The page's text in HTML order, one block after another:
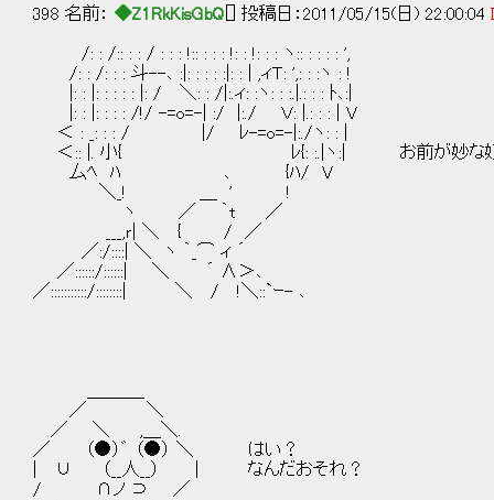
398 名前： ◆Z1RkKisGbQ [] 投稿日：2011/05/15(日) 22:00:04
/: : /:: : : / : : : !:: : : : !: : !: : : ヽ:: : : : : ',
/: : /: : : 斗--､ :|: : : : :|: : | ,ィＴ: ',: : :ヽ : !
|: : |: : : : : |: / ＼: : /|:.ィ: :ヽ: : :.|.: : : ﾄ､:|
|: : |: : : : /!/ -=o=-| :/ |:./ Ｖ: |.: : : | V
＜ : _: : : / |/ ﾚ-=o=-|:./ヽ: : |
＜:: |. 小{ ﾚ{: :.|ヽ:| お前が妙な奴に通報
厶ﾍ ﾊ ､ {ﾊ/ V
＼_! ＿ ' !
ヽ ／ ｀t ／
___,ｒ| ＼ { / ／
／:/::::| ＼ ヽ ｀_⌒ ィ ´
／::::::/::::::| ＼ ´ ∧＞､
／:::::::::::/::::::::| ＼ / !＼::`ｰ- ､
／ ＼
／ ＼ ,＿＼.
／ （●）゛ （●） ＼ はい？
| ∪ （__人__） | なんだおそれ？
/ ∩ノ ⊃ ／